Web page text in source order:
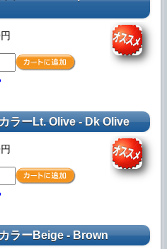
ーLt. Olive - Dk Olive
ラーBeige - Brown